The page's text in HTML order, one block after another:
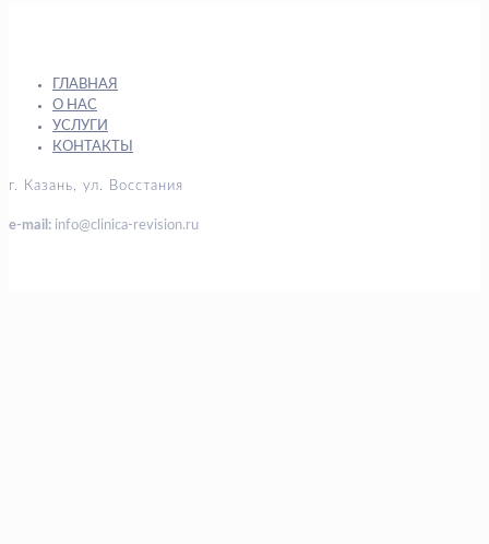
ГЛАВНАЯ
О НАС
УСЛУГИ
КОНТАКТЫ
г. Казань, ул. Восстания
e-mail: info@clinica-revision.ru